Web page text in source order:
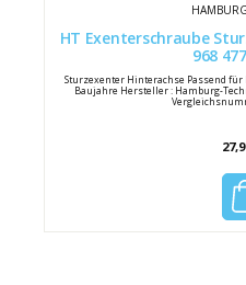
HT Exenterschraube
968
Sturzexenter Hinterachse Passend für
Baujahre Hersteller : Hamburg-